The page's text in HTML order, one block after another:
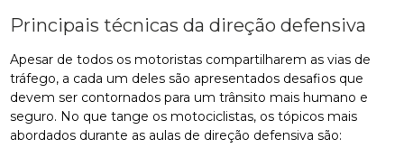
Principais técnicas da direção defensiva
Apesar de todos os motoristas compartilharem as vias de
tráfego, a cada um deles são apresentados desafios que
devem ser contornados para um trânsito mais humano e
seguro. No que tange os motociclistas, os tópicos mais
abordados durante as aulas de direção defensiva são: